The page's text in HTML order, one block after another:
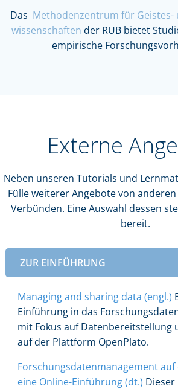
Das Methodenzentrum für
wissen­schaften der RUB bietet
empirische
Externe
Neben unseren Tutorials und
Fülle weiterer Angebote von
Verbünden. Eine Auswahl dessen
bereit.
ZUR EINFÜHRUNG
Managing and sharing data (engl.)
Einführung in das
mit Fokus auf Datenbereitstellung
auf der Plattform OpenPlato.
Forschungsdatenmanagement auf
eine Online-Einführung (dt.)